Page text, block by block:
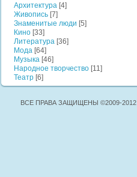
Архитектура [4]
Живопись [7]
Знаменитые люди [5]
Кино [33]
Литература [36]
Мода [64]
Музыка [46]
Народное творчество [11]
Театр [6]
ВСЕ ПРАВА ЗАЩИЩЕНЫ ©2009-2012